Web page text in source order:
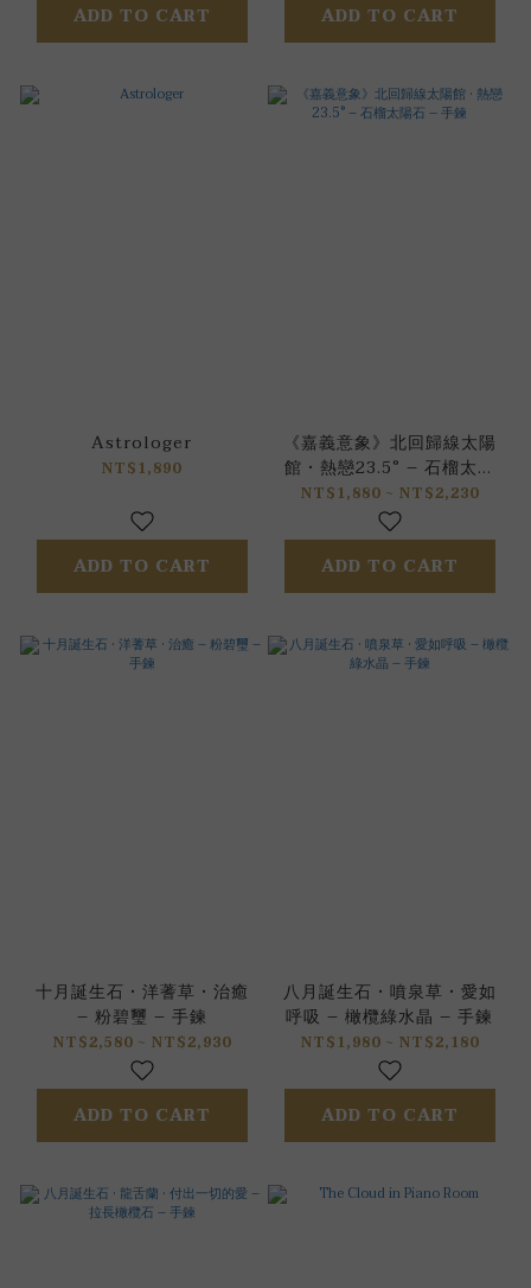
ADD TO CART ADD TO CART
Astrologer
NT$1,890
ADD TO CART
《嘉義意象》北回歸線太陽
館 • 熱戀23.5° – 石榴太陽
石 – 手鍊
NT$1,880 ~ NT$2,230
ADD TO CART
十月誕生石 • 洋蓍草 • 治癒
– 粉碧璽 – 手鍊
NT$2,580 ~ NT$2,930
ADD TO CART
八月誕生石 • 噴泉草 • 愛如
呼吸 – 橄欖綠水晶 – 手鍊
NT$1,980 ~ NT$2,180
ADD TO CART